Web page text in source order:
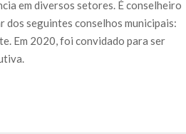
em diversos setores. É conselheiro
dos seguintes conselhos municipais:
Em 2020, foi convidado para ser